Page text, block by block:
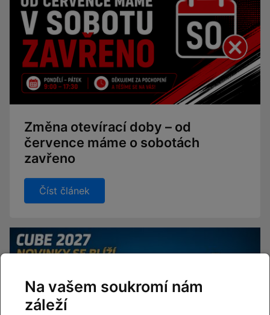
Změna otevírací doby – od
července máme o sobotách
zavřeno
Číst článek
Na vašem soukromí nám
záleží